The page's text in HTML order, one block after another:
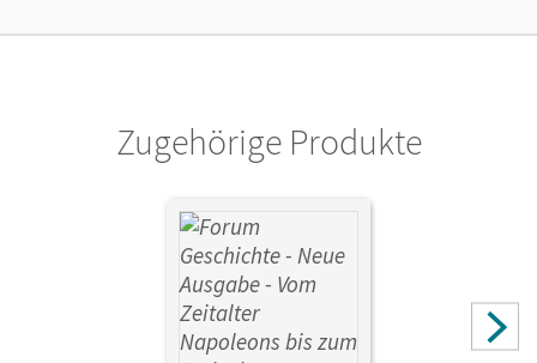
Zugehörige Produkte